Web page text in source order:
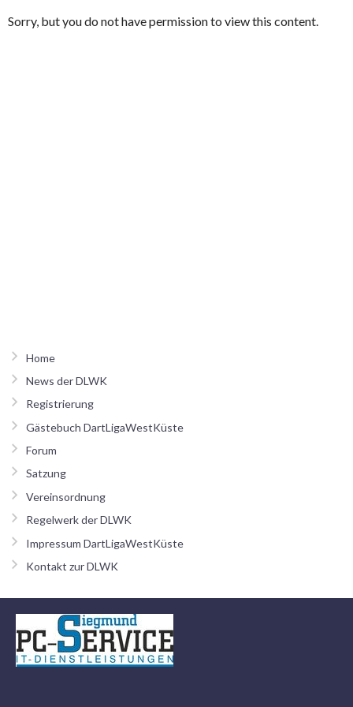
Sorry, but you do not have permission to view this content.
Home
News der DLWK
Registrierung
Gästebuch DartLigaWestKüste
Forum
Satzung
Vereinsordnung
Regelwerk der DLWK
Impressum DartLigaWestKüste
Kontakt zur DLWK